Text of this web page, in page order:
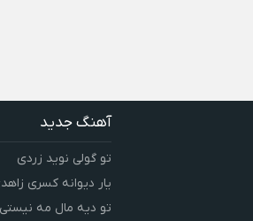
آهنگ جدید
تو گولی نوید زردی
یار دیوانه کسری
تو دیه مال مه